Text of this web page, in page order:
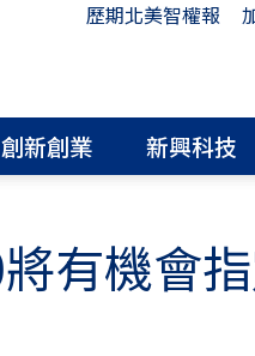
歷期北美智權報
創新創業 新興科技
有機會